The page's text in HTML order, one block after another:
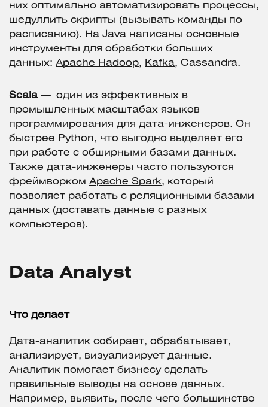
них оптимально автоматизировать процессы,
шедуллить скрипты (вызывать команды по
расписанию). На Java написаны основные
инструменты для обработки больших
данных: Apache Hadoop, Kafka, Cassandra.
Scala —
один из эффективных в
промышленных масштабах языков
программирования для дата-инженеров. Он
быстрее Python, что выгодно выделяет его
при работе с обширными базами данных.
Также дата-инженеры часто пользуются
фреймворком Apache Spark, который
позволяет работать с реляционными базами
данных (доставать данные с разных
компьютеров).
Data Analyst
Что делает
Дата-аналитик собирает, обрабатывает,
анализирует, визуализирует данные.
Аналитик помогает бизнесу сделать
правильные выводы на основе данных.
Например, выявить, после чего большинство